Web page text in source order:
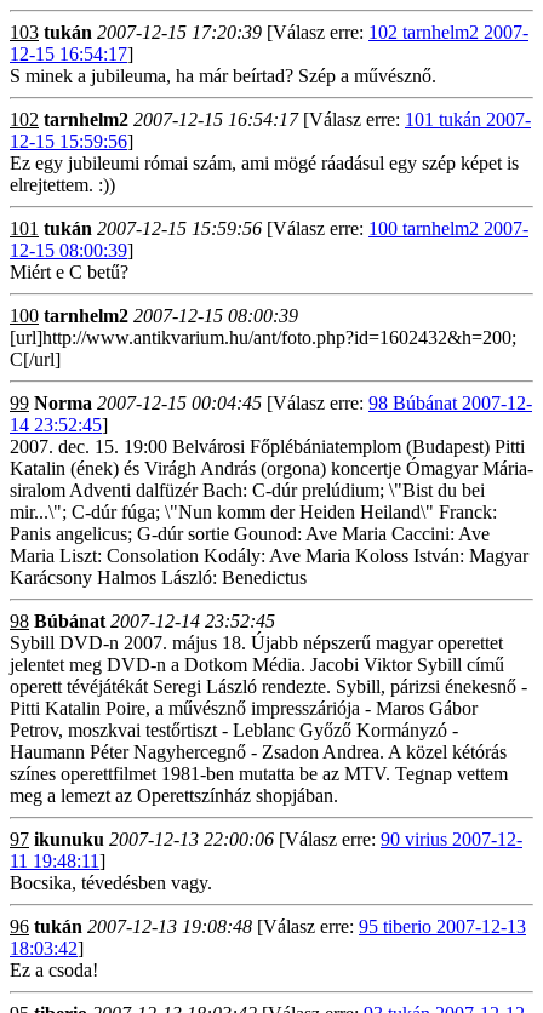
103 tukán 2007-12-15 17:20:39 [Válasz erre: 102 tarnhelm2 2007-
12-15 16:54:17]
S minek a jubileuma, ha már beírtad? Szép a művésznő.
102 tarnhelm2 2007-12-15 16:54:17[Válasz erre: 101 tukán 2007-
12-15 15:59:56]
Ez egy jubileumi római szám, ami mögé ráadásul egy szép képet is
elrejtettem. :))
101 tukán 2007-12-15 15:59:56 [Válasz erre: 100 tarnhelm2 2007-
12-15 08:00:39]
Miért e C betű?
100 tarnhelm2 2007-12-15 08:00:39
[url]http://www.antikvarium.hu/ant/foto.php?id=1602432&h=200;
C[/url]
99 Norma 2007-12-15 00:04:45 [Válasz erre: 98 Búbánat 2007-12-
14 23:52:45]
2007. dec. 15. 19:00 Belvárosi Főplébániatemplom (Budapest) Pitti
Katalin (ének) és Virágh András (orgona) koncertje Ómagyar Mária-
siralom Adventi dalfüzér Bach: C-dúr prelúdium; \"Bist du bei
mir...\"; C-dúr fúga; \"Nun komm der Heiden Heiland\" Franck:
Panis angelicus; G-dúr sortie Gounod: Ave Maria Caccini: Ave
Maria Liszt: Consolation Kodály: Ave Maria Koloss István: Magyar
Karácsony Halmos László: Benedictus
98 Búbánat 2007-12-14 23:52:45
Sybill DVD-n 2007. május 18. Újabb népszerű magyar operettet
jelentet meg DVD-n a Dotkom Média. Jacobi Viktor Sybill című
operett tévéjátékát Seregi László rendezte. Sybill, párizsi énekesnő -
Pitti Katalin Poire, a művésznő impresszáriója - Maros Gábor
Petrov, moszkvai testőrtiszt - Leblanc Győző Kormányzó -
Haumann Péter Nagyhercegnő - Zsadon Andrea. A közel kétórás
színes operettfilmet 1981-ben mutatta be az MTV. Tegnap vettem
meg a lemezt az Operettszínház shopjában.
97 ikunuku 2007-12-13 22:00:06 [Válasz erre: 90 virius 2007-12-
11 19:48:11]
Bocsika, tévedésben vagy.
96 tukán 2007-12-13 19:08:48 [Válasz erre: 95 tiberio 2007-12-13
18:03:42]
Ez a csoda!